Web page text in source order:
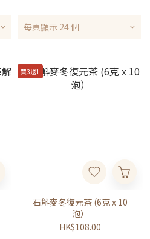
每頁顯示 24 個
買3送1
石斛麥冬復元茶 (6克 x 10
泡）
HK$108.00